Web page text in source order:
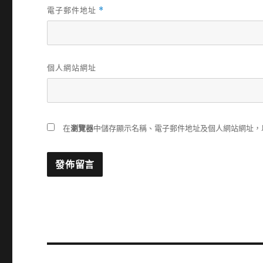
電子郵件地址 *
個人網站網址
在瀏覽器中儲存顯示名稱、電子郵件地址及個人網站網址